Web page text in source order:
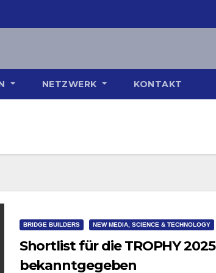
NETZWERK KONTAKT
BRIDGE BUILDERS NEW MEDIA, SCIENCE & TECHNOLOGY
Shortlist für die TROPHY 2025
bekanntgegeben